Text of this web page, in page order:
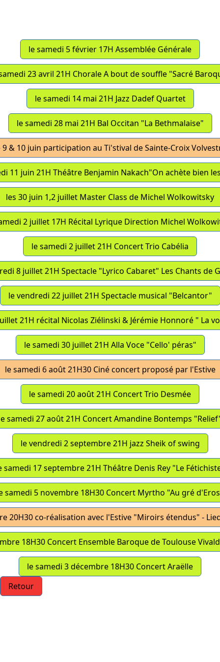
le samedi 5 février 17H Assemblée Générale
23 avril 21H Chorale A bout de souffle "Sacré
le samedi 14 mai 21H Jazz Dadef Quartet
le samedi 28 mai 21H Bal Occitan "La Bethmalaise"
9 & 10 juin participation au Ti'stival de Sainte-Croix
11 juin 21H Théâtre Benjamin Nakach"On achète bien
les 30 juin 1,2 juillet Master Class de Michel Wolkowitsky
2 juillet 17H Récital Lyrique Direction Michel
le samedi 2 juillet 21H Concert Trio Cabélia
8 juillet 21H Spectacle "Lyrico Cabaret" Les Chants de
le vendredi 22 juillet 21H Spectacle musical "Belcantor"
21H récital Nicolas Ziélinski & Jérémie Honnoré " La
le samedi 30 juillet 21H Alla Voce "Cello' péras"
le samedi 6 août 21H30 Ciné concert proposé par l'Estive
le samedi 20 août 21H Concert Trio Desmée
samedi 27 août 21H Concert Amandine Bontemps
le vendredi 2 septembre 21H jazz Sheik of swing
samedi 17 septembre 21H Théâtre Denis Rey "Le
samedi 5 novembre 18H30 Concert Myrtho "Au gré
20H30 co-réalisation avec l'Estive "Miroirs étendus" -
18H30 Concert Ensemble Baroque de Toulouse
le samedi 3 décembre 18H30 Concert Araëlle
Retour